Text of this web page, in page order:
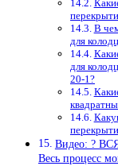
В
для
для
20-1?
Видео: ?
Весь процесс